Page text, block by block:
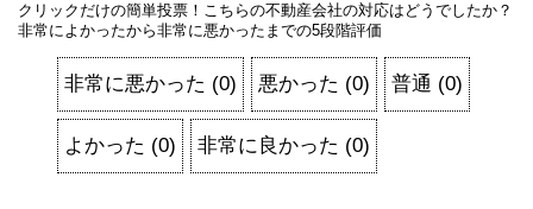
クリックだけの簡単投票！こちらの不動産会社の対応はどうでしたか？
非常によかったから非常に悪かったまでの5段階評価
非常に悪かった (0) 悪かった (0) 普通 (0)
よかった (0) 非常に良かった (0)